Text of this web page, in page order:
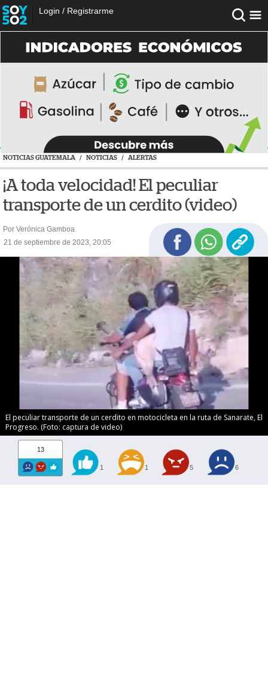
Login / Registrarme
NOTICIAS GUATEMALA / NOTICIAS / ALERTAS
¡A toda velocidad! El peculiar
transporte de un cerdito (video)
Por Verónica Gamboa
21 de septiembre de 2023, 20:05
El peculiar transporte de un cerdito en motocicleta en la ruta de Sanarate, El
Progreso. (Foto: captura de video)
13
1 1 5 6